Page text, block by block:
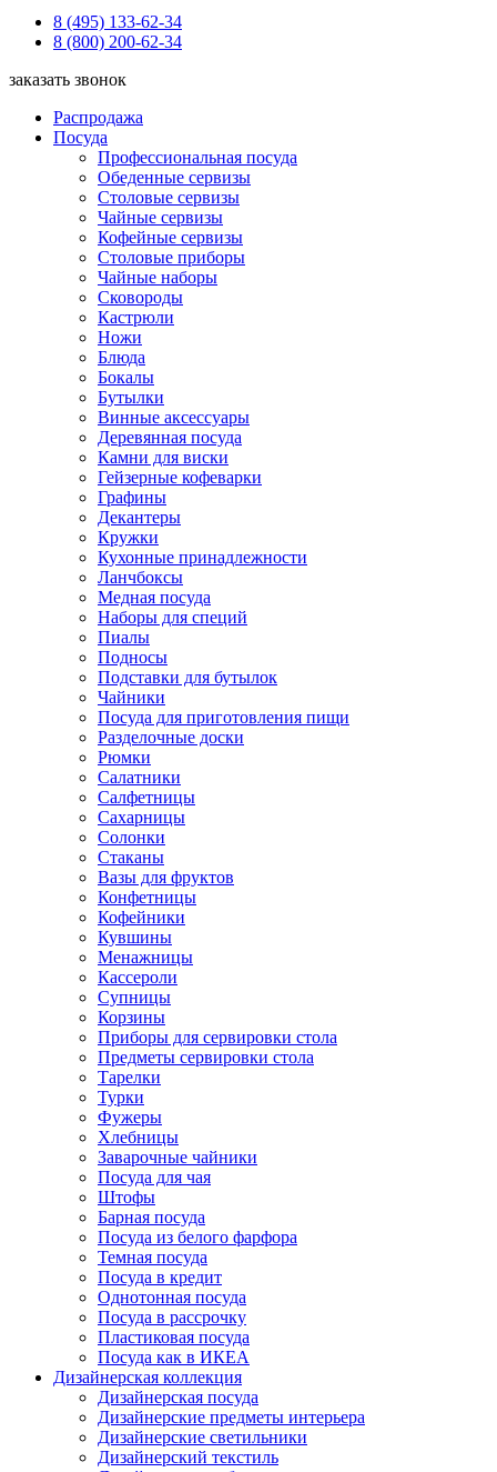
8 (495) 133-62-34
8 (800) 200-62-34
заказать звонок
Распродажа
Посуда
Профессиональная посуда
Обеденные сервизы
Столовые сервизы
Чайные сервизы
Кофейные сервизы
Столовые приборы
Чайные наборы
Сковороды
Кастрюли
Ножи
Блюда
Бокалы
Бутылки
Винные аксессуары
Деревянная посуда
Камни для виски
Гейзерные кофеварки
Графины
Декантеры
Кружки
Кухонные принадлежности
Ланчбоксы
Медная посуда
Наборы для специй
Пиалы
Подносы
Подставки для бутылок
Чайники
Посуда для приготовления пищи
Разделочные доски
Рюмки
Салатники
Салфетницы
Сахарницы
Солонки
Стаканы
Вазы для фруктов
Конфетницы
Кофейники
Кувшины
Менажницы
Кассероли
Супницы
Корзины
Приборы для сервировки стола
Предметы сервировки стола
Тарелки
Турки
Фужеры
Хлебницы
Заварочные чайники
Посуда для чая
Штофы
Барная посуда
Посуда из белого фарфора
Темная посуда
Посуда в кредит
Однотонная посуда
Посуда в рассрочку
Пластиковая посуда
Посуда как в ИКЕА
Дизайнерская коллекция
Дизайнерская посуда
Дизайнерские предметы интерьера
Дизайнерские светильники
Дизайнерский текстиль